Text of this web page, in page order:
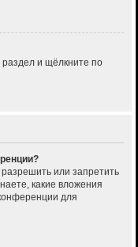
раздел и щёлкните по
или запретить
какие вложения
для